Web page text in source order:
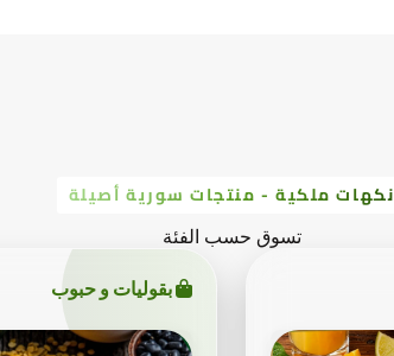
نكهات ملكية - منتجات سورية أصيلة
تسوق حسب الفئة
بقوليات و حبوب